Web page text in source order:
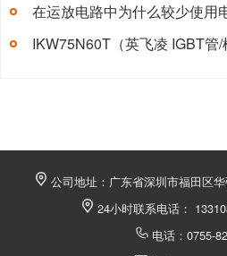
在运放电路中为什么较少使用
公司地址：广东省深圳市福田区
24小时联系电话：
电话：0755-